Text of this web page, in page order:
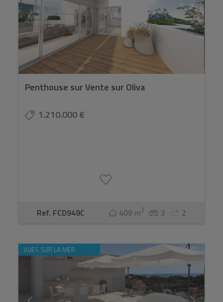
Penthouse sur Vente sur Oliva
1.210.000 €
Ref. FCD949C 409 m2 3 2
VUES SUR LA MER